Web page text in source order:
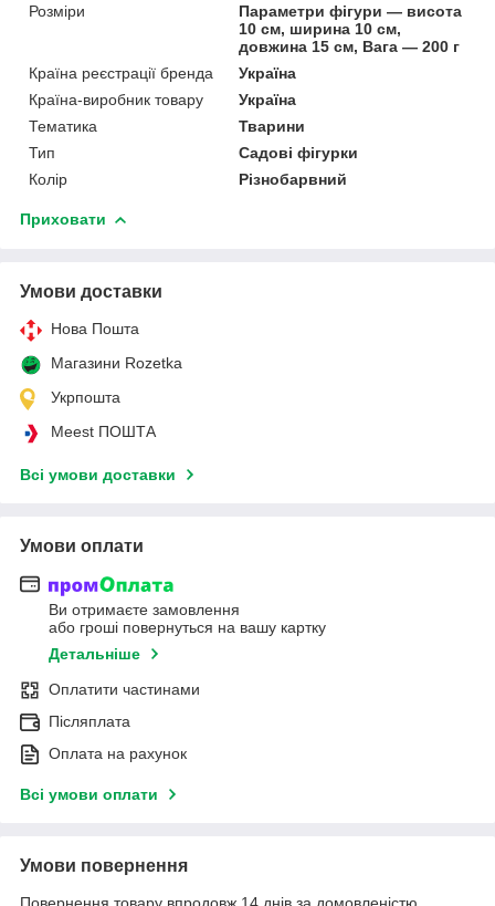
Розміри
Параметри фігури — висота
10 см, ширина 10 см,
довжина 15 см, Вага — 200 г
Країна реєстрації бренда
Україна
Країна-виробник товару
Україна
Тематика
Тварини
Тип
Садові фігурки
Колір
Різнобарвний
Приховати
Умови доставки
Нова Пошта
Магазини Rozetka
Укрпошта
Meest ПОШТА
Всі умови доставки
Умови оплати
Ви отримаєте замовлення
або гроші повернуться на вашу картку
Детальніше
Оплатити частинами
Післяплата
Оплата на рахунок
Всі умови оплати
Умови повернення